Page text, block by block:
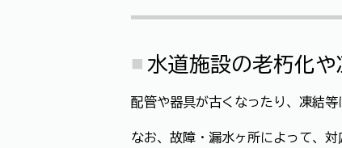
水道施設の老朽化や
配管や器具が古くなったり、凍結
なお、故障・漏水ヶ所によって、対